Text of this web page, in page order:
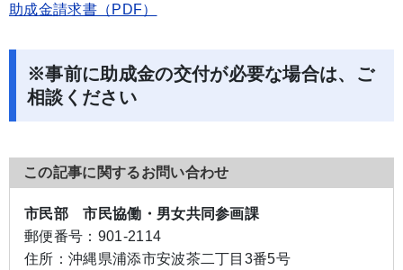
助成金請求書（PDF）
※事前に助成金の交付が必要な場合は、ご
相談ください
この記事に関するお問い合わせ
市民部 市民協働・男女共同参画課
郵便番号： 901-2114
住所： 沖縄県浦添市安波茶二丁目3番5号